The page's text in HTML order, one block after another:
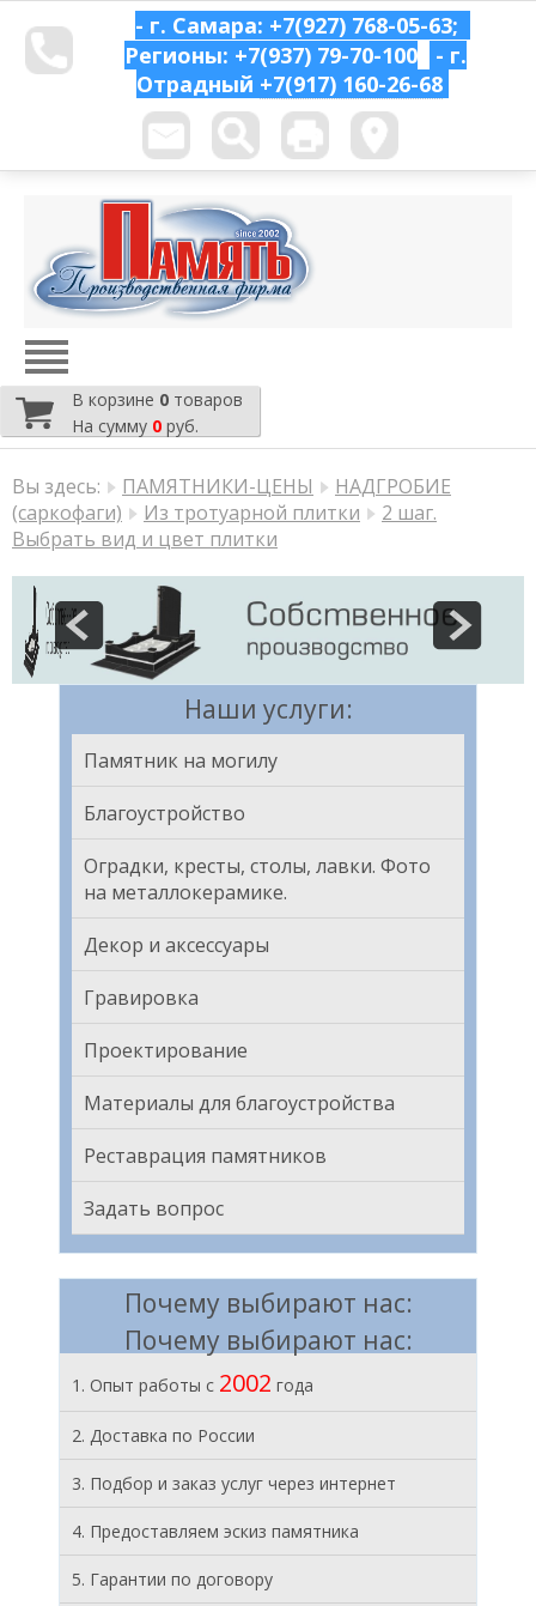
- г. Самара: +7(927) 768-05-63;
Регионы: +7(937) 79-70-100
- г.
Отрадный +7(917) 160-26-68
В корзине 0 товаров
На сумму 0 руб.
Вы здесь: ПАМЯТНИКИ-ЦЕНЫ
НАДГРОБИЕ
(саркофаги)
Из тротуарной плитки
2 шаг.
Выбрать вид и цвет плитки
Наши услуги:
Памятник на могилу
Благоустройство
Оградки, кресты, столы, лавки. Фото
на металлокерамике.
Декор и аксессуары
Гравировка
Проектирование
Материалы для благоустройства
Реставрация памятников
Задать вопрос
Почему выбирают нас:
Почему выбирают нас:
1. Опыт работы с 2002 года
2. Доставка по России
3. Подбор и заказ услуг через интернет
4. Предоставляем эскиз памятника
5. Гарантии по договору